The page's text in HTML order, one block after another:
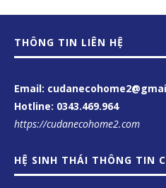
THÔNG TIN LIÊN HỆ
Email:
Hotline: 0343.469.964
https://cudanecohome2.com
HỆ SINH THÁI THÔNG TIN